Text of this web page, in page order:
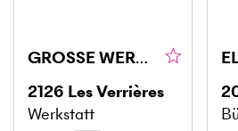
GROSSE WERKSTATT
2126 Les Verrières
Werkstatt